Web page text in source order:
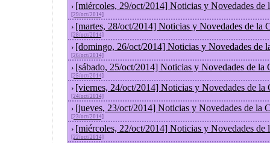
› [miércoles, 29/oct/2014] Noticias y Novedades de
[29/oct/2014]
› [martes, 28/oct/2014] Noticias y Novedades de la
[28/oct/2014]
› [domingo, 26/oct/2014] Noticias y Novedades de
[26/oct/2014]
› [sábado, 25/oct/2014] Noticias y Novedades de la
[25/oct/2014]
› [viernes, 24/oct/2014] Noticias y Novedades de la
[24/oct/2014]
› [jueves, 23/oct/2014] Noticias y Novedades de la
[23/oct/2014]
› [miércoles, 22/oct/2014] Noticias y Novedades de
[22/oct/2014]